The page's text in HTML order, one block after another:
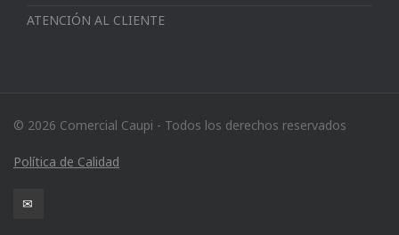
ATENCIÓN AL CLIENTE
© 2026 Comercial Caupi - Todos los derechos reservados
Política de Calidad